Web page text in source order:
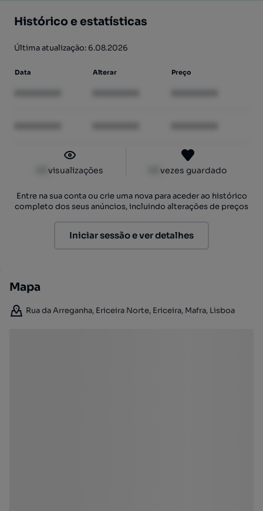
Histórico e estatísticas
Última atualização: 6.08.2026
Data Alterar Preço
visualizações vezes guardado
Entre na sua conta ou crie uma nova para aceder ao histórico
completo dos seus anúncios, incluindo alterações de preços
Iniciar sessão e ver detalhes
Mapa
Rua da Arreganha, Ericeira Norte, Ericeira, Mafra, Lisboa